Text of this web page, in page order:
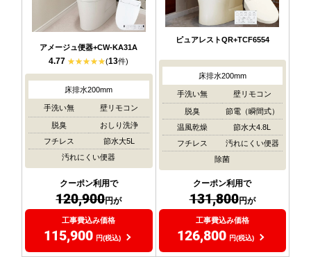
アメージュ便器+CW-KA31A
4.77 (13件)
床排水200mm
手洗い無 壁リモコン
脱臭
おしり洗浄
フチレス
節水大5L
汚れにくい便器
クーポン利用で
120,900円が
工事費込み価格
115,900 円(税込)
ピュアレストQR+TCF6554
床排水200mm
手洗い無 壁リモコン
脱臭
節電（瞬間式）
温風乾燥
節水大4.8L
フチレス
汚れにくい便器
除菌
クーポン利用で
131,800円が
工事費込み価格
126,800 円(税込)